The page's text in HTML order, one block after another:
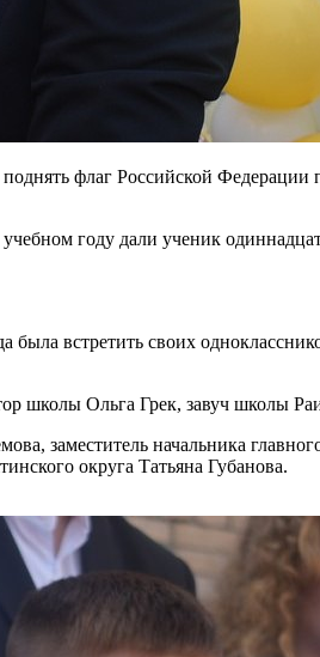
флаг Российской
году дали ученик
была встретить своих
школы Ольга Грек, завуч школы
заместитель начальника
округа Татьяна Губанова.